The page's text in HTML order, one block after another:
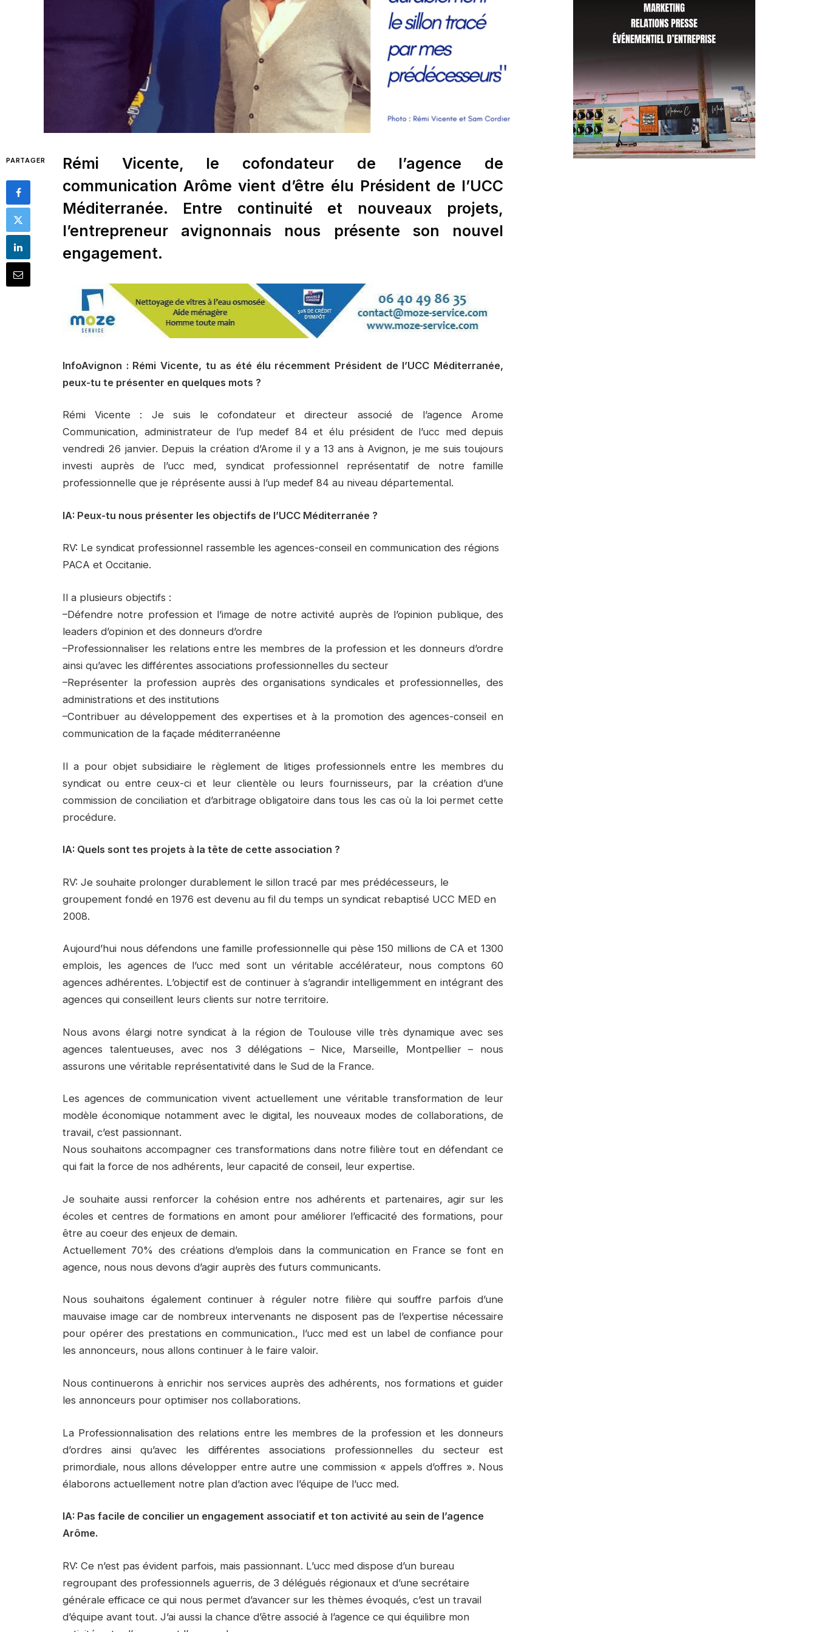
PARTAGER
Rémi Vicente, le cofondateur de l’agence de
communication Arôme vient d’être élu Président de l’UCC
Méditerranée. Entre continuité et nouveaux projets,
l’entrepreneur avignonnais nous présente son nouvel
engagement.
InfoAvignon : Rémi Vicente, tu as été élu récemment Président de l’UCC Méditerranée,
peux-tu te présenter en quelques mots ?
Rémi Vicente : Je suis le cofondateur et directeur associé de l’agence Arome
Communication, administrateur de l’up medef 84 et élu président de l’ucc med depuis
vendredi 26 janvier. Depuis la création d’Arome il y a 13 ans à Avignon, je me suis toujours
investi auprès de l’ucc med, syndicat professionnel représentatif de notre famille
professionnelle que je réprésente aussi à l’up medef 84 au niveau départemental.
IA: Peux-tu nous présenter les objectifs de l’UCC Méditerranée ?
RV: Le syndicat professionnel rassemble les agences-conseil en communication des régions
PACA et Occitanie.
Il a plusieurs objectifs :
–Défendre notre profession et l’image de notre activité auprès de l’opinion publique, des
leaders d’opinion et des donneurs d’ordre
–Professionnaliser les relations entre les membres de la profession et les donneurs d’ordre
ainsi qu’avec les différentes associations professionnelles du secteur
–Représenter la profession auprès des organisations syndicales et professionnelles, des
administrations et des institutions
–Contribuer au développement des expertises et à la promotion des agences-conseil en
communication de la façade méditerranéenne
Il a pour objet subsidiaire le règlement de litiges professionnels entre les membres du
syndicat ou entre ceux-ci et leur clientèle ou leurs fournisseurs, par la création d’une
commission de conciliation et d’arbitrage obligatoire dans tous les cas où la loi permet cette
procédure.
IA: Quels sont tes projets à la tête de cette association ?
RV: Je souhaite prolonger durablement le sillon tracé par mes prédécesseurs, le
groupement fondé en 1976 est devenu au fil du temps un syndicat rebaptisé UCC MED en
2008.
Aujourd’hui nous défendons une famille professionnelle qui pèse 150 millions de CA et 1300
emplois, les agences de l’ucc med sont un véritable accélérateur, nous comptons 60
agences adhérentes. L’objectif est de continuer à s’agrandir intelligemment en intégrant des
agences qui conseillent leurs clients sur notre territoire.
Nous avons élargi notre syndicat à la région de Toulouse ville très dynamique avec ses
agences talentueuses, avec nos 3 délégations – Nice, Marseille, Montpellier – nous
assurons une véritable représentativité dans le Sud de la France.
Les agences de communication vivent actuellement une véritable transformation de leur
modèle économique notamment avec le digital, les nouveaux modes de collaborations, de
travail, c’est passionnant.
Nous souhaitons accompagner ces transformations dans notre filière tout en défendant ce
qui fait la force de nos adhérents, leur capacité de conseil, leur expertise.
Je souhaite aussi renforcer la cohésion entre nos adhérents et partenaires, agir sur les
écoles et centres de formations en amont pour améliorer l’efficacité des formations, pour
être au coeur des enjeux de demain.
Actuellement 70% des créations d’emplois dans la communication en France se font en
agence, nous nous devons d’agir auprès des futurs communicants.
Nous souhaitons également continuer à réguler notre filière qui souffre parfois d’une
mauvaise image car de nombreux intervenants ne disposent pas de l’expertise nécessaire
pour opérer des prestations en communication., l’ucc med est un label de confiance pour
les annonceurs, nous allons continuer à le faire valoir.
Nous continuerons à enrichir nos services auprès des adhérents, nos formations et guider
les annonceurs pour optimiser nos collaborations.
La Professionnalisation des relations entre les membres de la profession et les donneurs
d’ordres ainsi qu’avec les différentes associations professionnelles du secteur est
primordiale, nous allons développer entre autre une commission « appels d’offres ». Nous
élaborons actuellement notre plan d’action avec l’équipe de l’ucc med.
IA: Pas facile de concilier un engagement associatif et ton activité au sein de l’agence
Arôme.
RV: Ce n’est pas évident parfois, mais passionnant. L’ucc med dispose d’un bureau
regroupant des professionnels aguerris, de 3 délégués régionaux et d’une secrétaire
générale efficace ce qui nous permet d’avancer sur les thèmes évoqués, c’est un travail
d’équipe avant tout. J’ai aussi la chance d’être associé à l’agence ce qui équilibre mon